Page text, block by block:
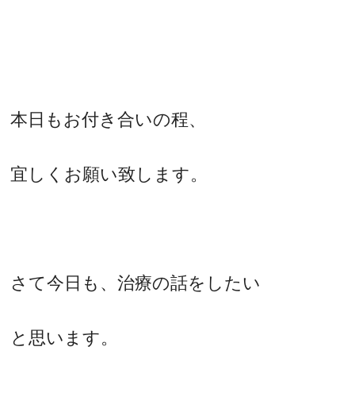
本日もお付き合いの程、
宜しくお願い致します。
さて今日も、治療の話をしたい
と思います。